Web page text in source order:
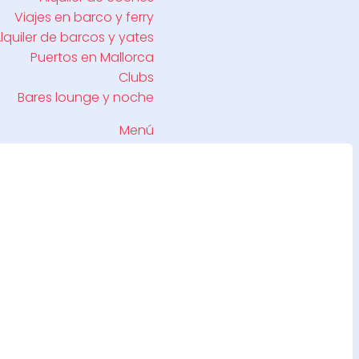
Viajes en barco y ferry
de barcos y yates
Puertos en Mallorca
Clubs
Bares lounge y noche
Menú